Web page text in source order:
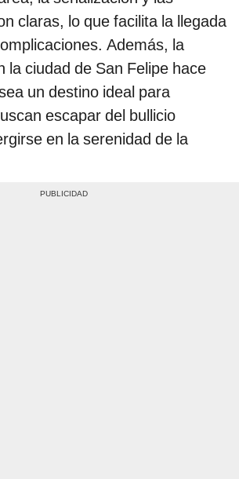
claras, lo que facilita la llegada
Además, la
la ciudad de San Felipe hace
un destino ideal para
escapar del bullicio
en la serenidad de la